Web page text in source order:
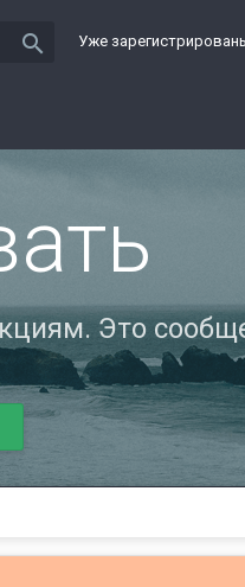
Уже
search
Это